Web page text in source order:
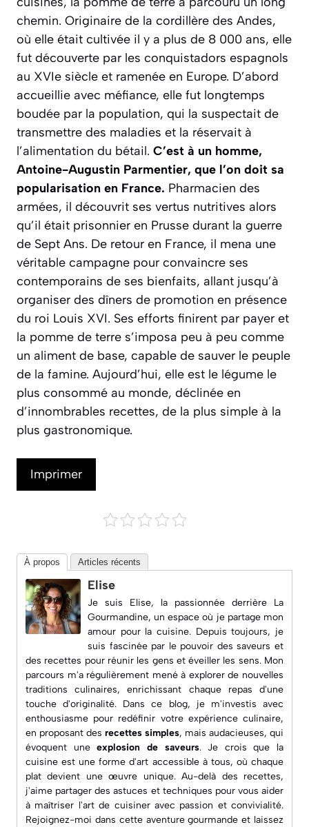
chemin. Originaire de la cordillère des Andes,
où elle était cultivée il y a plus de 8 000 ans, elle
fut découverte par les conquistadors espagnols
au XVIe siècle et ramenée en Europe. D’abord
accueillie avec méfiance, elle fut longtemps
boudée par la population, qui la suspectait de
transmettre des maladies et la réservait à
l’alimentation du bétail. C’est à un homme,
Antoine-Augustin Parmentier, que l’on doit sa
popularisation en France. Pharmacien des
armées, il découvrit ses vertus nutritives alors
qu’il était prisonnier en Prusse durant la guerre
de Sept Ans. De retour en France, il mena une
véritable campagne pour convaincre ses
contemporains de ses bienfaits, allant jusqu’à
organiser des dîners de promotion en présence
du roi Louis XVI. Ses efforts finirent par payer et
la pomme de terre s’imposa peu à peu comme
un aliment de base, capable de sauver le peuple
de la famine. Aujourd’hui, elle est le légume le
plus consommé au monde, déclinée en
d’innombrables recettes, de la plus simple à la
plus gastronomique.
Imprimer
À propos Articles récents
Elise
Je suis Elise, la passionnée derrière La
Gourmandine, un espace où je partage mon
amour pour la cuisine. Depuis toujours, je
suis fascinée par le pouvoir des saveurs et
des recettes pour réunir les gens et éveiller les sens. Mon
parcours m'a régulièrement mené à explorer de nouvelles
traditions culinaires, enrichissant chaque repas d'une
touche d'originalité. Dans ce blog, je m'investis avec
enthousiasme pour redéfinir votre expérience culinaire,
en proposant des recettes simples, mais audacieuses, qui
évoquent uneexplosion de saveurs. Je crois que la
cuisine est une forme d'art accessible à tous, où chaque
plat devient une œuvre unique. Au-delà des recettes,
j'aime partager des astuces et techniques pour vous aider
à maîtriser l'art de cuisiner avec passion et convivialité.
Rejoignez-moi dans cette aventure gourmande et laissez